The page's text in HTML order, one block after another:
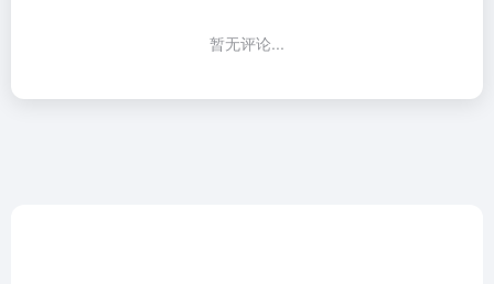
暂无评论...